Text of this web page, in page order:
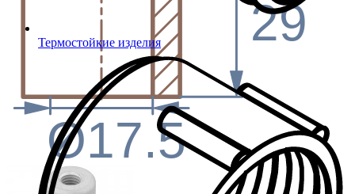
Термостойкие изделия 29
Ø17.5